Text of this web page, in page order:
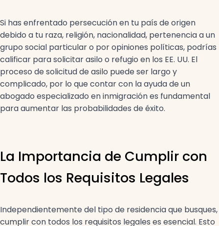
Si has enfrentado persecución en tu país de origen
debido a tu raza, religión, nacionalidad, pertenencia a un
grupo social particular o por opiniones políticas, podrías
calificar para solicitar asilo o refugio en los EE. UU. El
proceso de solicitud de asilo puede ser largo y
complicado, por lo que contar con la ayuda de un
abogado especializado en inmigración es fundamental
para aumentar las probabilidades de éxito.
La Importancia de Cumplir con
Todos los Requisitos Legales
Independientemente del tipo de residencia que busques,
cumplir con todos los requisitos legales es esencial. Esto